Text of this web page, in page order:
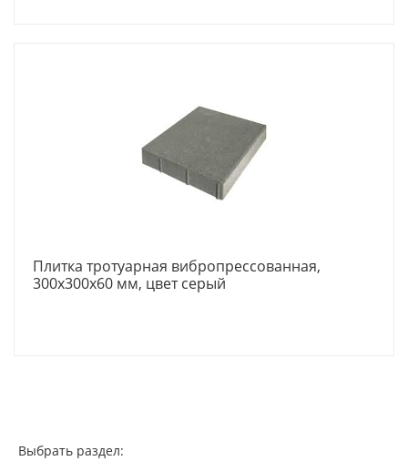
Плитка тротуарная вибропрессованная,
300x300x60 мм, цвет серый
Выбрать раздел: